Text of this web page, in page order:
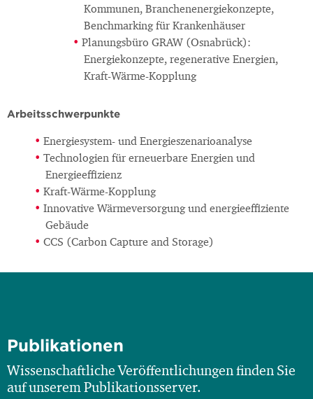
Kommunen, Branchenenergiekonzepte,
Benchmarking für Krankenhäuser
Planungsbüro GRAW (Osnabrück):
Energiekonzepte, regenerative Energien,
Kraft-Wärme-Kopplung
Arbeitsschwerpunkte
Energiesystem- und Energieszenarioanalyse
Technologien für erneuerbare Energien und
Energieeffizienz
Kraft-Wärme-Kopplung
Innovative Wärmeversorgung und energieeffiziente
Gebäude
CCS (Carbon Capture and Storage)
Publikationen
Wissenschaftliche Veröffentlichungen finden Sie
auf unserem Publikationsserver.